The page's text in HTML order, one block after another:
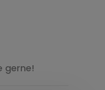
gerne!